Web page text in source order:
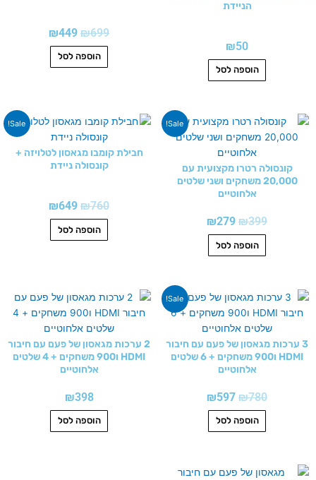
הניידת
₪50
הוספה לסל
₪699
₪449
הוספה לסל
Sale!
קונסולה רטרו מקצועית עם
20,000 משחקים ושני שלטים
אלחוטיים
₪399
המחיר
המקורי
היה:
₪279
המחיר
הנוכחי
הוספה לסל
Sale!
חבילת קומבו מגאסון לטלויזה +
קונסולה ניידת
₪760
המחיר
המקורי
היה:
₪760.
₪649
המחיר
הנוכחי
הוא:
הוספה לסל
Sale!
3 ערכות מגאסון של פעם עם חיבור
HDMI ו900 משחקים + 6 שלטים
אלחוטיים
₪780
המחיר
המקורי
היה:
₪780.
₪597
המחיר
הנוכחי
הוא:
הוספה לסל
2 ערכות מגאסון של פעם עם חיבור
HDMI ו900 משחקים + 4 שלטים
אלחוטיים
₪398
הוספה לסל